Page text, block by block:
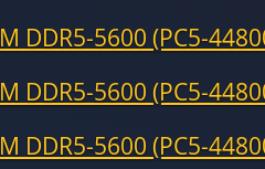
DDR5-5600 (PC5-
DDR5-5600 (PC5-
DDR5-5600 (PC5-